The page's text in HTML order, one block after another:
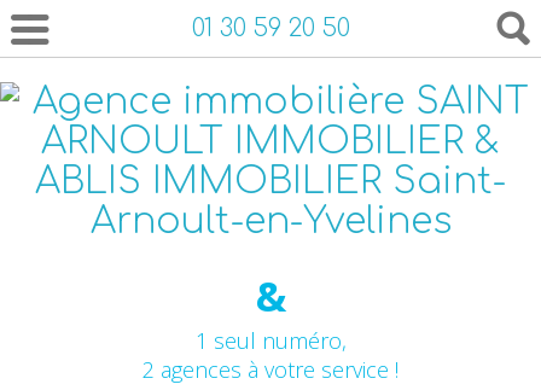
&
1 seul numéro,
2 agences à votre service !
01 30 59 20 50